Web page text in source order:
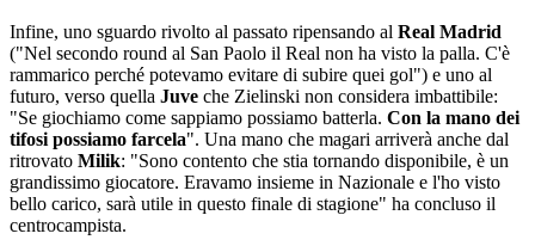
Infine, uno sguardo rivolto al passato ripensando al Real Madrid
("Nel secondo round al San Paolo il Real non ha visto la palla. C'è
rammarico perché potevamo evitare di subire quei gol") e uno al
futuro, verso quella Juve che Zielinski non considera imbattibile:
"Se giochiamo come sappiamo possiamo batterla. Con la mano dei
tifosi possiamo farcela". Una mano che magari arriverà anche dal
ritrovato Milik: "Sono contento che stia tornando disponibile, è un
grandissimo giocatore. Eravamo insieme in Nazionale e l'ho visto
bello carico, sarà utile in questo finale di stagione" ha concluso il
centrocampista.